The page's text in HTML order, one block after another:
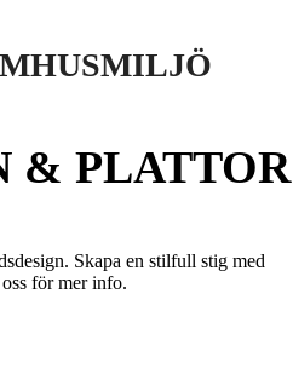
& PLATTOR​
Skapa en stilfull stig med
för mer info.